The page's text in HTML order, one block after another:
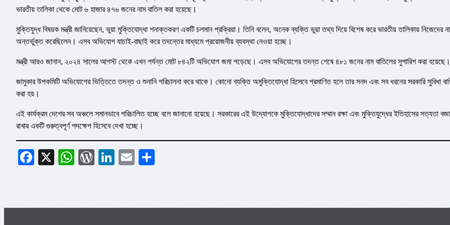
ভারতীয় তালিকা থেকে মোট ৬ হাজার ৪৭৬ জনের নাম বাতিল করা হয়েছে।
মুক্তিযুদ্ধ বিষয়ক মন্ত্রী জানিয়েছেন, ভুয়া মুক্তিযোদ্ধা শনাক্তকরণ একটি চলমান প্রক্রিয়া। তিনি বলেন, অনেক ব্যক্তি ভুয়া তথ্য দিয়ে বিশেষ করে ভারতীয় তালিকায় নিজেদের
অন্তর্ভুক্ত করেছিলেন। এসব অভিযোগ যাচাই-বাছাই করে তদন্তের মাধ্যমে প্রয়োজনীয় ব্যবস্থা নেওয়া হচ্ছে।
মন্ত্রী আরও জানান, ২০২৪ সালের আগস্ট থেকে এখন পর্যন্ত মোট ৮৪২টি অভিযোগ জমা পড়েছে। এসব অভিযোগের তদন্ত শেষে ৪৮১ জনের নাম বাতিলের সুপারিশ করা হয়েছে।
জামুকার উপকমিটি অভিযোগের ভিত্তিতে তদন্ত ও শুনানি পরিচালনা করে থাকে। কোনো ব্যক্তি অমুক্তিযোদ্ধা হিসেবে প্রমাণিত হলে তার সনদ এবং সব ধরনের সরকারি সুবিধা
করা হয়।
এই কার্যক্রম দেশের সব অঞ্চলে সমানভাবে পরিচালিত হচ্ছে বলে জানানো হয়েছে। সরকারের এই উদ্যোগকে মুক্তিযোদ্ধাদের সম্মান রক্ষা এবং মুক্তিযুদ্ধের ইতিহাসের সত্যতা
রাখার একটি গুরুত্বপূর্ণ পদক্ষেপ হিসেবে দেখা হচ্ছে।
Facebook
X WhatsApp
WordPress
LinkedIn
Email